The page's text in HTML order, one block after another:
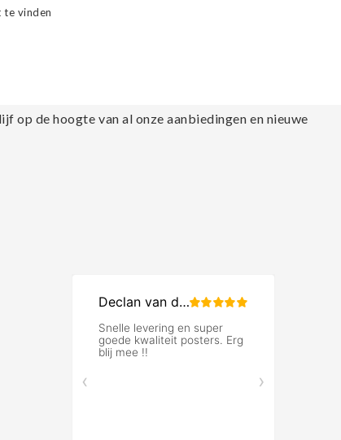
te vinden
op de hoogte van al onze aanbiedingen en nieuwe